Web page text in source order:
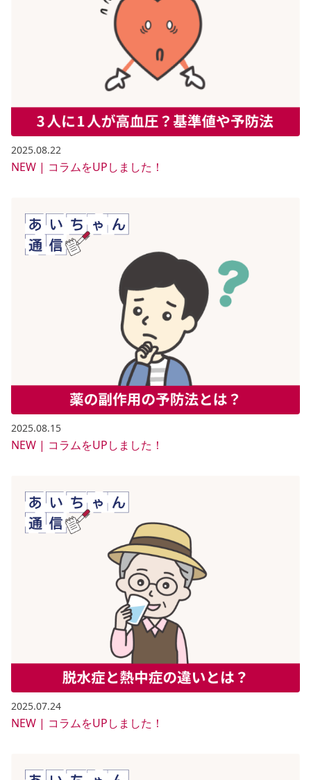
2025.08.22
NEW | コラムをUPしました！
2025.08.15
NEW | コラムをUPしました！
2025.07.24
NEW | コラムをUPしました！